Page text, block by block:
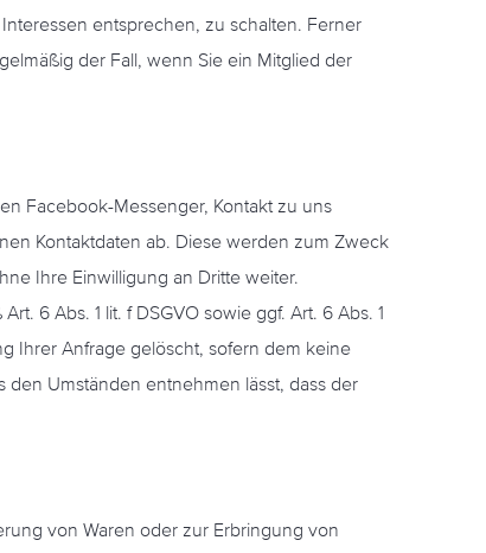
entsprechen, zu schalten. Ferner
der Fall, wenn Sie ein Mitglied der
Facebook-Messenger, Kontakt zu uns
Kontaktdaten ab. Diese werden zum Zweck
Ihre Einwilligung an Dritte weiter.
6 Abs. 1 lit. f DSGVO sowie ggf. Art. 6 Abs. 1
Ihrer Anfrage gelöscht, sofern dem keine
Umständen entnehmen lässt, dass der
von Waren oder zur Erbringung von